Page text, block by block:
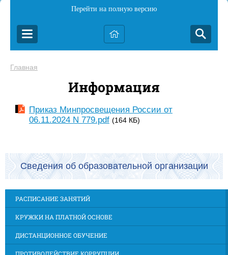
Перейти на полную версию
Главная
Информация
Приказ Минпросвещения России от
06.11.2024 N 779.pdf (164 КБ)
Сведения об образовательной организации
РАСПИСАНИЕ ЗАНЯТИЙ
КРУЖКИ НА ПЛАТНОЙ ОСНОВЕ
ДИСТАНЦИОННОЕ ОБУЧЕНИЕ
ПРОТИВОДЕЙСТВИЕ КОРРУПЦИИ